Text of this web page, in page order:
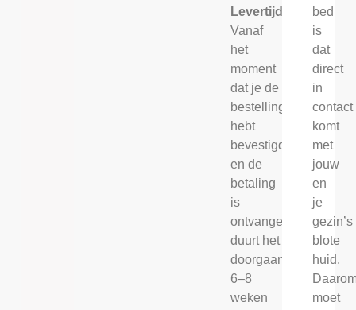
Levertijd
Vanaf
het
moment
dat je de
bestelling
hebt
bevestigd
en de
betaling
is
ontvangen,
duurt het
doorgaans
6–8
weken
bed
is
dat
direct
in
contact
komt
met
jouw
en
je
gezin’s
blote
huid.
moet